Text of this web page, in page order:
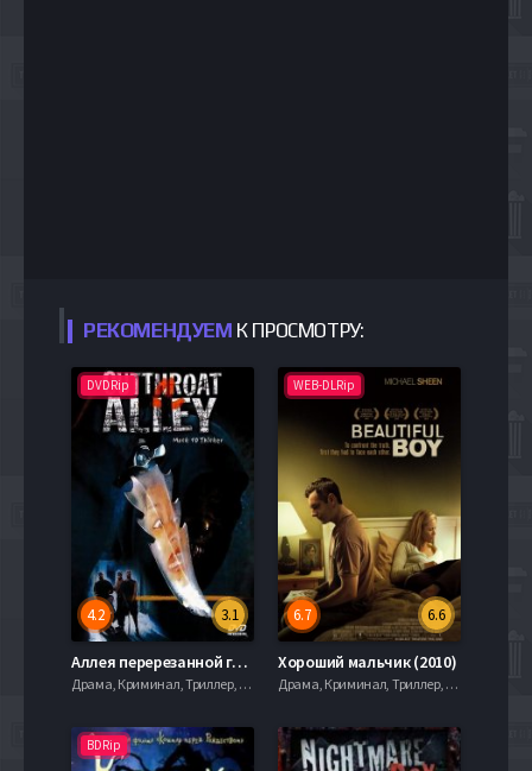
РЕКОМЕНДУЕМ К ПРОСМОТРУ:
DVDRip
3.1
4.2
Аллея перерезанной глотки / Жестокая месть (2003)
Драма, Криминал, Триллер, 2021, 720hd, mobilen
WEB-DLRip
6.6
6.7
Хороший мальчик (2010)
Драма, Криминал, Триллер, 2021, 720hd, mobilen
BDRip